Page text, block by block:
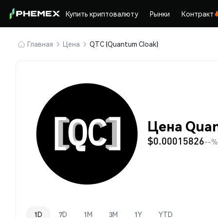
Купить криптовалюту Рынки Контракт
Главная Цена QTC (Quantum Cloak)
Цена
$0.00015826--%
1D 7D 1M 3M 1Y YTD